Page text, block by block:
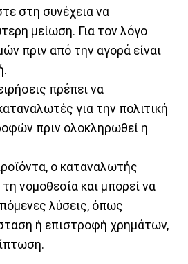
στη συνέχεια να
μείωση. Για τον λόγο
πριν από την αγορά είναι
πρέπει να
για την πολιτική
πριν ολοκληρωθεί η
ο καταναλωτής
νομοθεσία και μπορεί να
λύσεις, όπως
ή επιστροφή χρημάτων,